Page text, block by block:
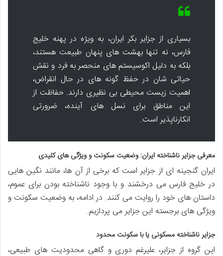
بسیاری از جزایر بکر ایران، به ویژه در پهنه خلیج
فارس، نه تنها بهشت های پنهان طبیعت هستند،
بلکه به دلیل اکوسیستم های منحصر به فرد و نقش
حیاتی شان در حفظ گونه های در حال انقراض،
اهمیت زیست محیطی بی نظیری دارند. حفاظت از
این مناطق برای نسل های آینده، ضرورتی
انکارناپذیر است.
معرفی جزایر ناشناخته ایران: وضعیت سکونت و ویژگی های کلیدی
ایران گنجینه ای از جزایر است که برخی از آن ها، مانند نگین هایی
در خلیج فارس می درخشند و با وجود ناشناخته بودن برای عموم،
داستان های خود را روایت می کنند. در ادامه، به وضعیت سکونت و
ویژگی های برجسته این جزایر می پردازیم.
جزایر ناشناخته مسکونی یا با سکونت محدود
این گروه از جزایر، علیرغم دوری و گاهی محدودیت های طبیعی،